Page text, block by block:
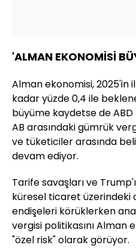
'ALMAN EKONOMİSİ
Alman ekonomisi, 2025'in
kadar yüzde 0,4 ile
büyüme kaydetse de
AB arasındaki gümrük
ve tüketiciler arasında
devam ediyor.
Tarife savaşları ve
küresel ticaret üzerindeki
endişeleri körüklerken
vergisi politikasını Alman
"özel risk" olarak görüyor.